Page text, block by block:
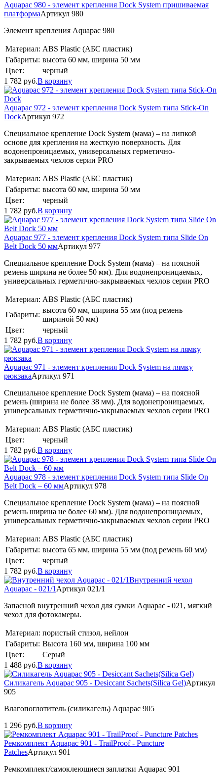
Aquapac 980 - элемент крепления Dock System пришиваемая
платформаАртикул 980
Элемент крепления Aquapac 980
Материал: ABS Plastic (АБС пластик)
Габариты: высота 60 мм, ширина 50 мм
Цвет:
черный
1 782 руб.В корзину
Aquapac 972 - элемент крепления Dock System типа Stick-On
DockАртикул 972
Специальное крепление Dock System (мама) – на липкой
основе для крепления на жесткую поверхность. Для
водонепроницаемых, универсальных герметично-
закрываемых чехлов серии PRO
Материал: ABS Plastic (АБС пластик)
Габариты: высота 60 мм, ширина 50 мм
Цвет:
черный
1 782 руб.В корзину
Aquapac 977 - элемент крепления Dock System типа Slide On
Belt Dock 50 ммАртикул 977
Специальное крепление Dock System (мама) – на поясной
ремень ширина не более 50 мм). Для водонепроницаемых,
универсальных герметично-закрываемых чехлов серии PRO
Материал: ABS Plastic (АБС пластик)
Габариты:
высота 60 мм, ширина 55 мм (под ремень
шириной 50 мм)
Цвет:
черный
1 782 руб.В корзину
Aquapac 971 - элемент крепления Dock System на лямку
рюкзакаАртикул 971
Специальное крепление Dock System (мама) – на поясной
ремень (ширина не более 38 мм). Для водонепроницаемых,
универсальных герметично-закрываемых чехлов серии PRO
Материал: ABS Plastic (АБС пластик)
Цвет:
черный
1 782 руб.В корзину
Aquapac 978 - элемент крепления Dock System типа Slide On
Belt Dock – 60 ммАртикул 978
Специальное крепление Dock System (мама) – на поясной
ремень ширина не более 60 мм). Для водонепроницаемых,
универсальных герметично-закрываемых чехлов серии PRO
Материал: ABS Plastic (АБС пластик)
Габариты: высота 65 мм, ширина 55 мм (под ремень 60 мм)
Цвет:
черный
1 782 руб.В корзину
Внутренний чехол
Aquapac - 021/1 Артикул 021/1
Запасной внутренний чехол для сумки Aquapac - 021, мягкий
чехол для фотокамеры.
Материал: пористый стизол, нейлон
Габариты: Высота 160 мм, ширина 100 мм
Цвет:
Серый
1 488 руб.В корзину
Силикагель Aquapac 905 - Desiccant Sachets(Silica Gel)Артикул
905
Влагопоглотитель (силикагель) Aquapac 905
1 296 руб.В корзину
Ремкомплект Aquapac 901 - TrailProof - Puncture
PatchesАртикул 901
Ремкомплект/самоклеющиеся заплатки Aquapac 901